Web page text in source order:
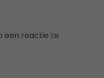
een reactie te